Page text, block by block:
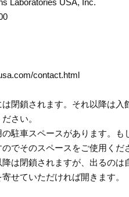
contact.html
閉鎖されます。それ以降は入
さい。
の駐車スペースがあります。も
でそのスペースをご使用くだ
は閉鎖されますが、出るのは
せていただければ開きます。